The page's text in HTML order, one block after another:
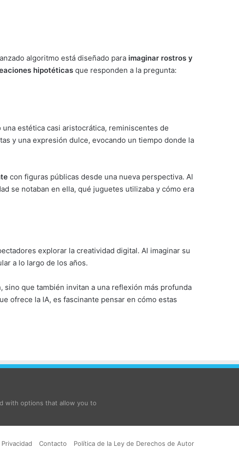
algoritmo está diseñado para imaginar rostros y
hipotéticas que responden a la pregunta:
estética casi aristocrática, reminiscentes de
y una expresión dulce, evocando un tiempo donde la
con figuras públicas desde una nueva perspectiva. Al
se notaban en ella, qué juguetes utilizaba y cómo era
explorar la creatividad digital. Al imaginar su
a lo largo de los años.
que también invitan a una reflexión más profunda
ofrece la IA, es fascinante pensar en cómo estas
with options that allow you to
Contacto Política de la Ley de Derechos de Autor